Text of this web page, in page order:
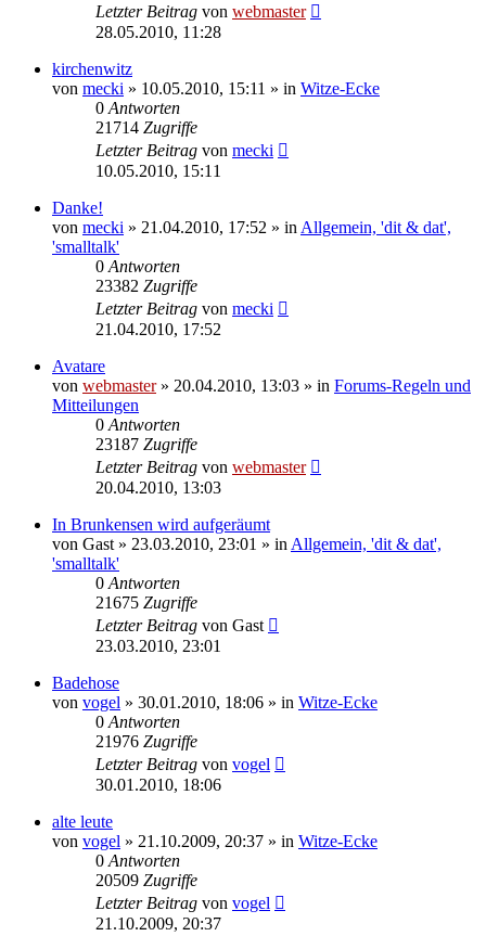
Letzter Beitrag von webmaster
28.05.2010, 11:28
kirchenwitz
von mecki » 10.05.2010, 15:11 » in Witze-Ecke
0 Antworten
21714 Zugriffe
Letzter Beitrag von mecki
10.05.2010, 15:11
Danke!
von mecki » 21.04.2010, 17:52 » in Allgemein, 'dit & dat',
'smalltalk'
0 Antworten
23382 Zugriffe
Letzter Beitrag von mecki
21.04.2010, 17:52
Avatare
von webmaster» 20.04.2010, 13:03 » in Forums-Regeln und
Mitteilungen
0 Antworten
23187 Zugriffe
Letzter Beitrag von webmaster
20.04.2010, 13:03
In Brunkensen wird aufgeräumt
von Gast » 23.03.2010, 23:01 » in Allgemein, 'dit & dat',
'smalltalk'
0 Antworten
21675 Zugriffe
Letzter Beitrag von Gast
23.03.2010, 23:01
Badehose
von vogel » 30.01.2010, 18:06 » in Witze-Ecke
0 Antworten
21976 Zugriffe
Letzter Beitrag von vogel
30.01.2010, 18:06
alte leute
von vogel » 21.10.2009, 20:37 » in Witze-Ecke
0 Antworten
20509 Zugriffe
Letzter Beitrag von vogel
21.10.2009, 20:37